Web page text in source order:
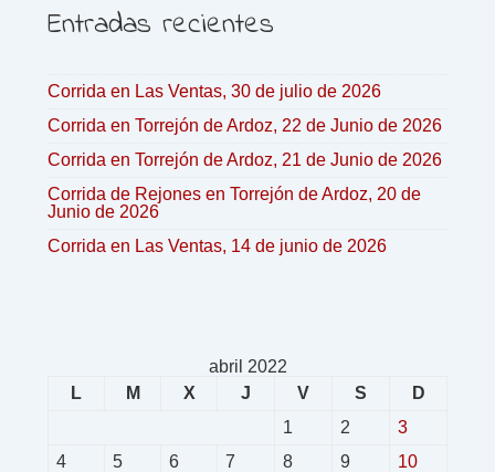
Entradas recientes
Corrida en Las Ventas, 30 de julio de 2026
Corrida en Torrejón de Ardoz, 22 de Junio de 2026
Corrida en Torrejón de Ardoz, 21 de Junio de 2026
Corrida de Rejones en Torrejón de Ardoz, 20 de
Junio de 2026
Corrida en Las Ventas, 14 de junio de 2026
abril 2022
L
M X J V S
D
1
2
3
4
5 6 7 8 9
10